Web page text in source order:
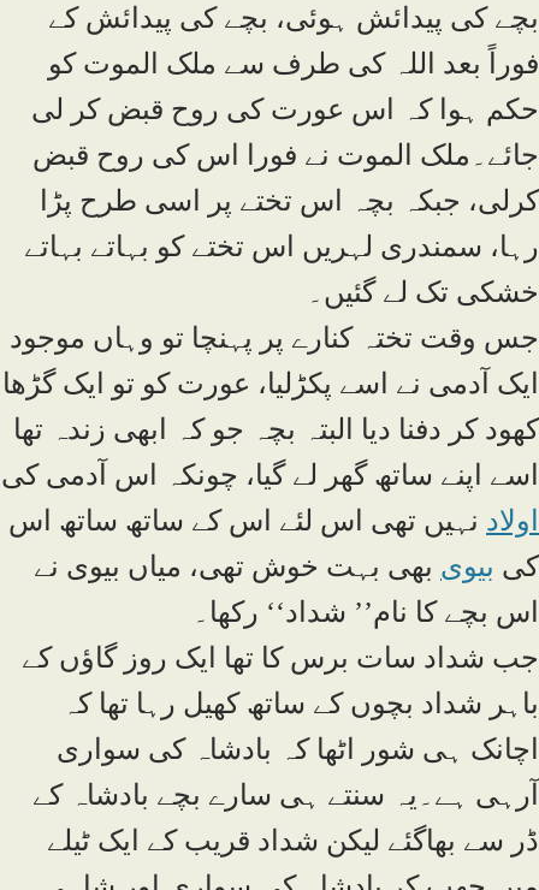
بچے کی پیدائش ہوئی، بچے کی پیدائش کے
فوراً بعد اللہ کی طرف سے ملک الموت کو
حکم ہوا کہ اس عورت کی روح قبض کر لی
جائے۔ملک الموت نے فورا اس کی روح قبض
کرلی، جبکہ بچہ اس تختے پر اسی طرح پڑا
رہا، سمندری لہریں اس تختے کو بہاتے بہاتے
خشکی تک لے گئیں۔
جس وقت تختہ کنارے پر پہنچا تو وہاں موجود
ایک آدمی نے اسے پکڑلیا، عورت کو تو ایک گڑھا
کھود کر دفنا دیا البتہ بچہ جو کہ ابھی زندہ تھا
اسے اپنے ساتھ گھر لے گیا، چونکہ اس آدمی کی
اولاد نہیں تھی اس لئے اس کے ساتھ ساتھ اس
کی بیوی بھی بہت خوش تھی، میاں بیوی نے
اس بچے کا نام’’ شداد‘‘ رکھا۔
جب شداد سات برس کا تھا ایک روز گاؤں کے
باہر شداد بچوں کے ساتھ کھیل رہا تھا کہ
اچانک ہی شور اٹھا کہ بادشاہ کی سواری
آرہی ہے۔یہ سنتے ہی سارے بچے بادشاہ کے
ڈر سے بھاگئے لیکن شداد قریب کے ایک ٹیلے